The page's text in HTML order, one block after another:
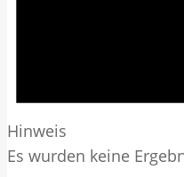
Hinweis
Es wurden keine